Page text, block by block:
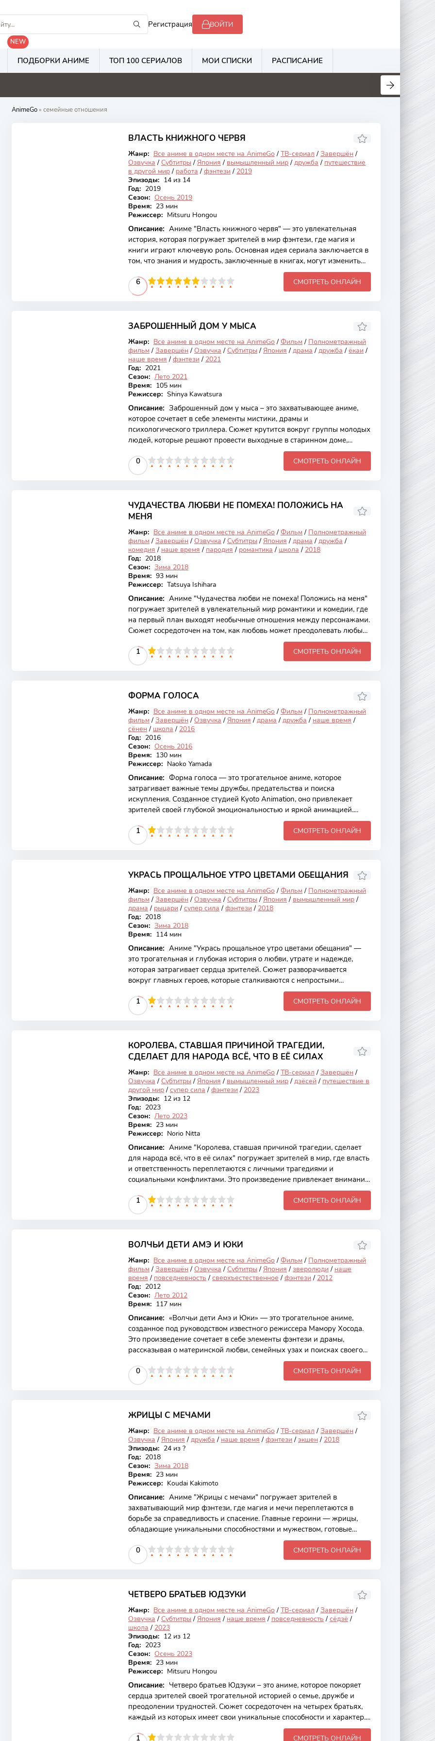
Регистрация ВОЙТИ
NEW
ПОДБОРКИ АНИМЕ ТОП 100 СЕРИАЛОВ МОИ СПИСКИ РАСПИСАНИЕ
AnimeGo» семейные отношения
ВЛАСТЬ КНИЖНОГО ЧЕРВЯ
Жанр: Все аниме в одном месте на AnimeGo / ТВ-сериал / Завершён /
Озвучка / Субтитры / Япония / вымышленный мир / дружба / путешествие
в другой мир / работа / фэнтези / 2019
Эпизоды: 14 из 14
Год: 2019
Сезон: Осень 2019
Время: 23 мин
Режиссер: Mitsuru Hongou
Описание: Аниме "Власть книжного червя" — это увлекательная
история, которая погружает зрителей в мир фэнтези, где магия и
книги играют ключевую роль. Основная идея сериала заключается в
том, что знания и мудрость, заключенные в книгах, могут изменить
судьбу целых миров. Это аниме привлекает внимание не только
яркой анимацией и интересными персонажами, но и глубокими
темами о дружбе, самопознании и борьбе с предрассудками.
невероятной силой. Она становится "книжным
6
4 5 6 7 8 9 10 СМОТРЕТЬ ОНЛАЙН
ЗАБРОШЕННЫЙ ДОМ У МЫСА
Жанр: Все аниме в одном месте на AnimeGo / Фильм / Полнометражный
фильм / Завершён / Озвучка / Субтитры / Япония / драма / дружба / ёкаи /
наше время / фэнтези / 2021
Год: 2021
Сезон: Лето 2021
Время: 105 мин
Режиссер: Shinya Kawatsura
Описание: Заброшенный дом у мыса – это захватывающее аниме,
которое сочетает в себе элементы мистики, драмы и
психологического триллера. Сюжет крутится вокруг группы молодых
людей, которые решают провести выходные в старинном доме,
расположенном на живописном мысе. Однако, вместо ожидаемого
отдыха, они сталкиваются с тайнами, которые этот заброшенный дом
хранит в своих стенах. Аниме привлекает зрителей не только
начинается с того, что главные герои, друзья детства, решают
вернуться
0
4 5 6 7 8 9 10 СМОТРЕТЬ ОНЛАЙН
ЧУДАЧЕСТВА ЛЮБВИ НЕ ПОМЕХА! ПОЛОЖИСЬ НА
МЕНЯ
Жанр: Все аниме в одном месте на AnimeGo / Фильм / Полнометражный
фильм / Завершён / Озвучка / Субтитры / Япония / драма / дружба /
комедия / наше время / пародия / романтика / школа / 2018
Год: 2018
Сезон: Зима 2018
Время: 93 мин
Режиссер: Tatsuya Ishihara
Описание: Аниме "Чудачества любви не помеха! Положись на меня"
погружает зрителей в увлекательный мир романтики и комедии, где
на первый план выходят необычные отношения между персонажами.
Сюжет сосредоточен на том, как любовь может преодолевать любые
преграды, даже если эти преграды кажутся совершенно абсурдными.
Это аниме привлекает своей свежестью, яркими характерами и
искренними эмоциями, что делает его идеальным выбором для
жизни и отношениях. Главная героиня,
1
4 5 6 7 8 9 10 СМОТРЕТЬ ОНЛАЙН
ФОРМА ГОЛОСА
Жанр: Все аниме в одном месте на AnimeGo / Фильм / Полнометражный
фильм / Завершён / Озвучка / Япония / драма / дружба / наше время /
сёнен / школа / 2016
Год: 2016
Сезон: Осень 2016
Время: 130 мин
Режиссер: Naoko Yamada
Описание: Форма голоса — это трогательное аниме, которое
затрагивает важные темы дружбы, предательства и поиска
искупления. Созданное студией Kyoto Animation, оно привлекает
зрителей своей глубокой эмоциональностью и яркой анимацией.
История фокусируется на сложных отношениях между подростками,
исследуя, как наши действия могут оказывать влияние на жизни
других и как важно учиться прощать. Основной сюжет
жестокие действия привели к тому, что Шоко покинула школу, а Шоё,
1
4 5 6 7 8 9 10 СМОТРЕТЬ ОНЛАЙН
УКРАСЬ ПРОЩАЛЬНОЕ УТРО ЦВЕТАМИ ОБЕЩАНИЯ
Жанр: Все аниме в одном месте на AnimeGo / Фильм / Полнометражный
фильм / Завершён / Озвучка / Субтитры / Япония / вымышленный мир /
драма / рыцари / супер сила / фэнтези / 2018
Год: 2018
Сезон: Зима 2018
Время: 114 мин
Описание: Аниме "Укрась прощальное утро цветами обещания" —
это трогательная и глубокая история о любви, утрате и надежде,
которая затрагивает сердца зрителей. Сюжет разворачивается
вокруг главных героев, которые сталкиваются с непростыми
испытаниями в своих жизнях, но находят в себе силы двигаться
вперед. Это аниме привлекает внимание не только своей
эмоциональной насыщенностью, но и великолепной анимацией,
талантливого художника. Их пути пересекаются в момент, когда
1
4 5 6 7 8 9 10 СМОТРЕТЬ ОНЛАЙН
КОРОЛЕВА, СТАВШАЯ ПРИЧИНОЙ ТРАГЕДИИ,
СДЕЛАЕТ ДЛЯ НАРОДА ВСЁ, ЧТО В ЕЁ СИЛАХ
Жанр: Все аниме в одном месте на AnimeGo / ТВ-сериал / Завершён /
Озвучка / Субтитры / Япония / вымышленный мир / дзёсей / путешествие в
другой мир / супер сила / фэнтези / 2023
Эпизоды: 12 из 12
Год: 2023
Сезон: Лето 2023
Время: 23 мин
Режиссер: Norio Nitta
Описание: Аниме "Королева, ставшая причиной трагедии, сделает
для народа всё, что в её силах" погружает зрителей в мир, где власть
и ответственность переплетаются с личными трагедиями и
социальными конфликтами. Это произведение привлекает внимание
своей глубокой проработкой персонажей и актуальными темами,
такими как жертва, предательство и стремление к справедливости.
Сюжет аниме раскрывает сложные отношения между королевой и её
обладая невероятной силой и харизмой,
1
4 5 6 7 8 9 10 СМОТРЕТЬ ОНЛАЙН
ВОЛЧЬИ ДЕТИ АМЭ И ЮКИ
Жанр: Все аниме в одном месте на AnimeGo / Фильм / Полнометражный
фильм / Завершён / Озвучка / Субтитры / Япония / зверолюди / наше
время / повседневность / сверхъестественное / фэнтези / 2012
Год: 2012
Сезон: Лето 2012
Время: 117 мин
Описание: «Волчьи дети Амэ и Юки» — это трогательное аниме,
созданное под руководством известного режиссера Мамору Хосода.
Это произведение сочетает в себе элементы фэнтези и драмы,
рассказывая о материнской любви, семейных узах и поисках своего
места в мире. Специфика сюжета заключается в том, что главные
герои — дети, обладающие способностью превращаться в волков, что
добавляет уникальности и глубины в их историю. Основной сюжет
превращаться в волка. После его неожиданной смерти Хана
0
4 5 6 7 8 9 10 СМОТРЕТЬ ОНЛАЙН
ЖРИЦЫ С МЕЧАМИ
Жанр: Все аниме в одном месте на AnimeGo / ТВ-сериал / Завершён /
Озвучка / Япония / дружба / наше время / фэнтези / экшен / 2018
Эпизоды: 24 из ?
Год: 2018
Сезон: Зима 2018
Время: 23 мин
Режиссер: Koudai Kakimoto
Описание: Аниме "Жрицы с мечами" погружает зрителей в
захватывающий мир фэнтези, где магия и мечи переплетаются в
борьбе за справедливость и спасение. Главные героини — жрицы,
обладающие уникальными способностями и мужеством, готовые
сразиться с темными силами, угрожающими их миру. Это аниме
привлекает внимание не только яркой анимацией и динамичными
боями, но и глубокими темами дружбы, преданности и
страх и разрушение. Главные героини, каждая из которых обладает
0
4 5 6 7 8 9 10 СМОТРЕТЬ ОНЛАЙН
ЧЕТВЕРО БРАТЬЕВ ЮДЗУКИ
Жанр: Все аниме в одном месте на AnimeGo / ТВ-сериал / Завершён /
Озвучка / Субтитры / Япония / наше время / повседневность / сёдзё /
школа / 2023
Эпизоды: 12 из 12
Год: 2023
Сезон: Осень 2023
Время: 23 мин
Режиссер: Mitsuru Hongou
Описание: Четверо братьев Юдзуки – это аниме, которое покоряет
сердца зрителей своей трогательной историей о семье, дружбе и
преодолении трудностей. Сюжет сосредоточен на четырех братьях,
каждый из которых имеет свои уникальные способности и характер.
Аниме выделяется не только яркими персонажами, но и глубокими
темами, такими как ответственность, жертва и сила единства.
1
4 5 6 7 8 9 10 СМОТРЕТЬ ОНЛАЙН